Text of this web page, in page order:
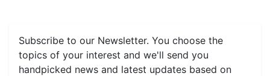
Subscribe to our Newsletter. You choose the
topics of your interest and we'll send you
handpicked news and latest updates based on